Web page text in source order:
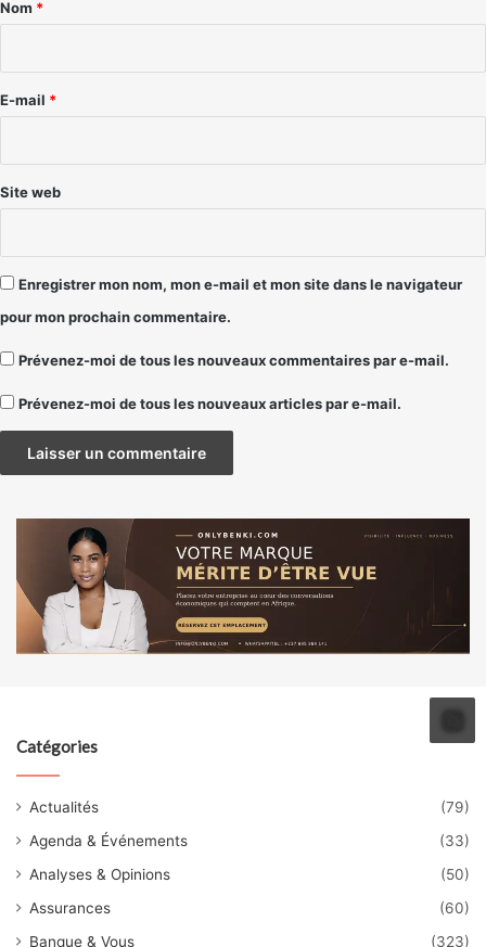
e
Nom *
E-mail *
Site web
Enregistrer mon nom, mon e-mail et mon site dans le navigateur
pour mon prochain commentaire.
Prévenez-moi de tous les nouveaux commentaires par e-mail.
Prévenez-moi de tous les nouveaux articles par e-mail.
Catégories
Actualités
(79)
Agenda & Événements
(33)
Analyses & Opinions
(50)
Assurances
(60)
Banque & Vous
(323)